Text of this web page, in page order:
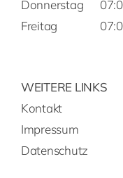
Donnerstag
Freitag
WEITERE LINKS
Kontakt
Impressum
Datenschutz